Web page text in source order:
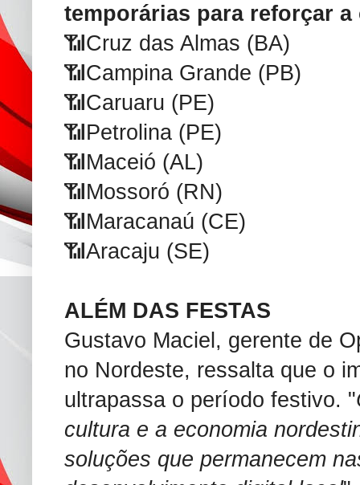
temporárias para reforçar
📶Cruz das Almas (BA)
📶Campina Grande (PB)
📶Caruaru (PE)
📶Petrolina (PE)
📶Maceió (AL)
📶Mossoró (RN)
📶Maracanaú (CE)
📶Aracaju (SE)
ALÉM DAS FESTAS
Gustavo Maciel, gerente de
no Nordeste, ressalta que o
ultrapassa o período festivo. "
cultura e a economia
soluções que permanecem